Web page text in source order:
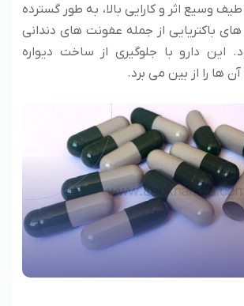
وسیع اثر و کارایی بالا، به طور گسترده
باکتریایی از جمله عفونت های دندانی
این دارو با جلوگیری از ساخت دیواره
ها را از بین می برد.